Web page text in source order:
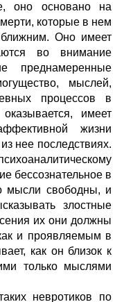
оно основано на
которые в нем
Оно имеет
во внимание
преднамеренные
мыслей,
процессов в
имеет
жизни
нее последствиях.
бессознательное в
мысли свободны, и
злостные
их они должны
и проявляемым в
как он близок к
только мыслями
невротиков по